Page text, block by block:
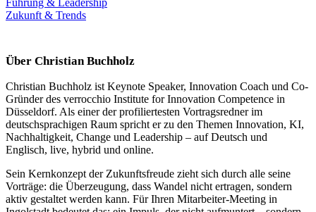
Führung & Leadership
Zukunft & Trends
Über Christian Buchholz
Christian Buchholz ist Keynote Speaker, Innovation Coach und Co-
Gründer des verrocchio Institute for Innovation Competence in
Düsseldorf. Als einer der profiliertesten Vortragsredner im
deutschsprachigen Raum spricht er zu den Themen Innovation, KI,
Nachhaltigkeit, Change und Leadership – auf Deutsch und
Englisch, live, hybrid und online.
Sein Kernkonzept der Zukunftsfreude zieht sich durch alle seine
Vorträge: die Überzeugung, dass Wandel nicht ertragen, sondern
aktiv gestaltet werden kann. Für Ihren Mitarbeiter-Meeting in